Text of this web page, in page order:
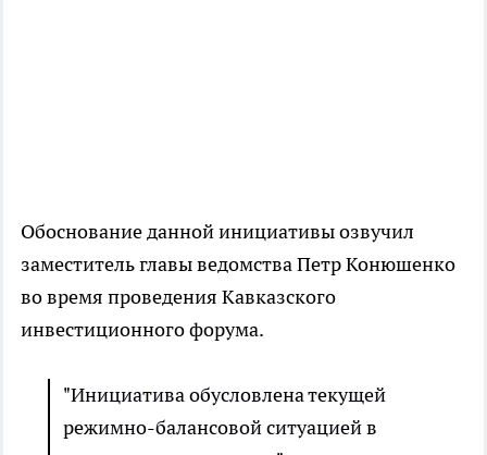
Обоснование данной инициативы озвучил
заместитель главы ведомства Петр Конюшенко
во время проведения Кавказского
инвестиционного форума.
"Инициатива обусловлена текущей
режимно-балансовой ситуацией в